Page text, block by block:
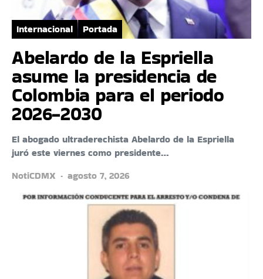
Internacional Portada
Abelardo de la Espriella
asume la presidencia de
Colombia para el periodo
2026-2030
El abogado ultraderechista Abelardo de la Espriella
juró este viernes como presidente…
NotiCDMX
agosto 7, 2026